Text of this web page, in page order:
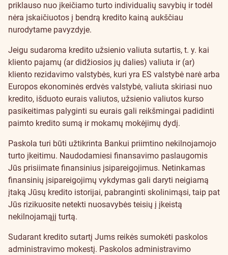
priklauso nuo įkeičiamo turto individualių savybių ir todėl
nėra įskaičiuotos į bendrą kredito kainą aukščiau
nurodytame pavyzdyje.
Jeigu sudaroma kredito užsienio valiuta sutartis, t. y. kai
kliento pajamų (ar didžiosios jų dalies) valiuta ir (ar)
kliento rezidavimo valstybės, kuri yra ES valstybė narė arba
Europos ekonominės erdvės valstybė, valiuta skiriasi nuo
kredito, išduoto eurais valiutos, užsienio valiutos kurso
pasikeitimas palyginti su eurais gali reikšmingai padidinti
paimto kredito sumą ir mokamų mokėjimų dydį.
Paskola turi būti užtikrinta Bankui priimtino nekilnojamojo
turto įkeitimu. Naudodamiesi finansavimo paslaugomis
Jūs prisiimate finansinius įsipareigojimus. Netinkamas
finansinių įsipareigojimų vykdymas gali daryti neigiamą
įtaką Jūsų kredito istorijai, pabranginti skolinimąsi, taip pat
Jūs rizikuosite netekti nuosavybės teisių į įkeistą
nekilnojamąjį turtą.
Sudarant kredito sutartį Jums reikės sumokėti paskolos
administravimo mokestį. Paskolos administravimo